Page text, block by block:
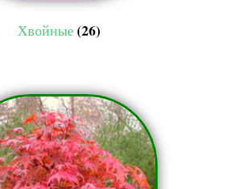
Хвойные(26)